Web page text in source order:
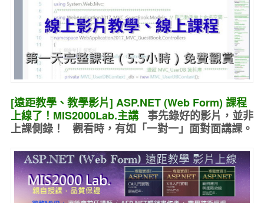
[遠距教學、教學影片] ASP.NET (Web Form) 課程
上線了！MIS2000Lab.主講 事先錄好的影片，並非
上課側錄！ 觀看時，有如 「一對一」面對面講課。